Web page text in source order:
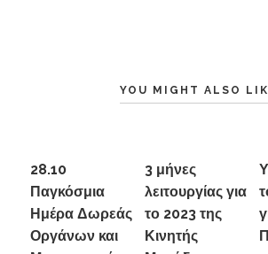
YOU MIGHT ALSO
28.10
Παγκόσμια
Ημέρα Δωρεάς
Οργάνων και
3 μήνες
λειτουργίας για
το 2023 της
Κινητής